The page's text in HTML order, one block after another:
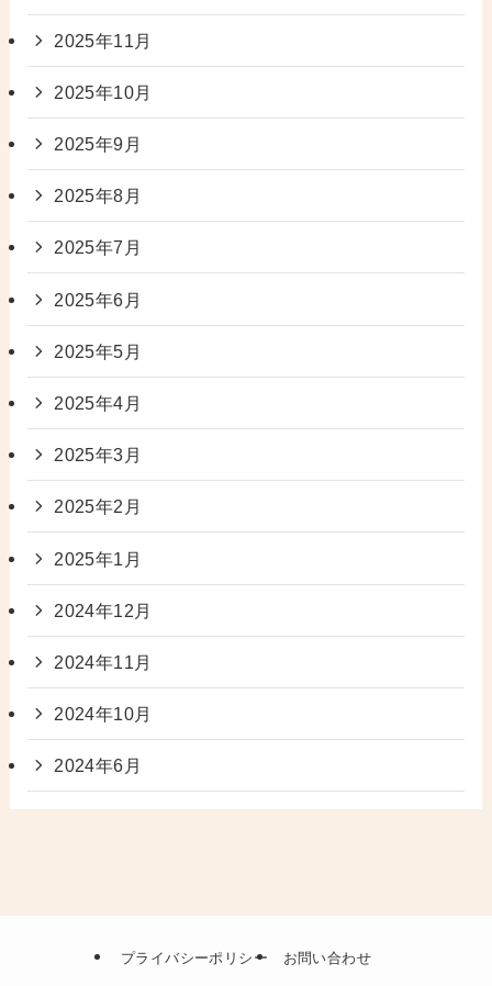
2025年11月
2025年10月
2025年9月
2025年8月
2025年7月
2025年6月
2025年5月
2025年4月
2025年3月
2025年2月
2025年1月
2024年12月
2024年11月
2024年10月
2024年6月
プライバシーポリシー お問い合わせ